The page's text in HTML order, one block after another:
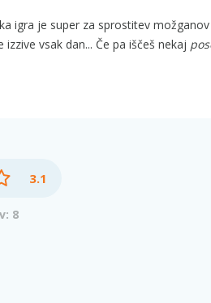
igra je super za sprostitev
izzive vsak dan... Če pa iščeš nekaj
3.1
8